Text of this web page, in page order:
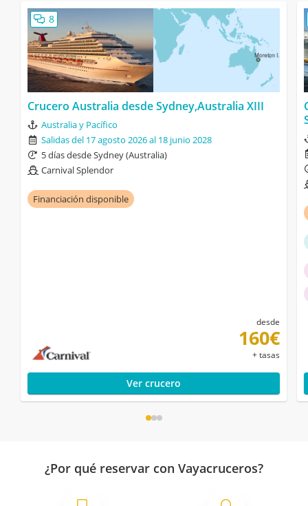
8
Crucero Australia desde Sydney,Australia XIII
Australia y Pacífico
Salidas del 17 agosto 2026 al 18 junio 2028
5 días desde Sydney (Australia)
Carnival Splendor
Financiación disponible
desde
160€
+ tasas
Ver crucero
¿Por qué reservar con Vayacruceros?